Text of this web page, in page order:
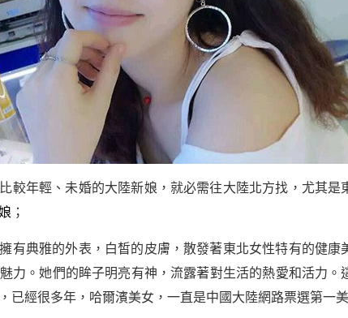
較年輕、未婚的大陸新娘，就必需往大陸北方找，尤其是
；
有典雅的外表，白皙的皮膚，散發著東北女性特有的健康
力。她們的眸子明亮有神，流露著對生活的熱愛和活力。
已經很多年，哈爾濱美女，一直是中國大陸網路票選第一美